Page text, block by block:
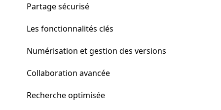
Partage sécurisé
Les fonctionnalités clés
Numérisation et gestion des versions
Collaboration avancée
Recherche optimisée